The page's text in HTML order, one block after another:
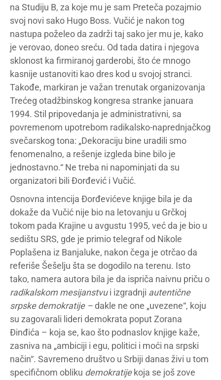
na Studiju B, za koje mu je sam Preteča pozajmio
svoj novi sako Hugo Boss. Vučić je nakon tog
nastupa poželeo da zadrži taj sako jer mu je, kako
je verovao, doneo sreću. Od tada datira i njegova
sklonost ka firmiranoj garderobi, što će mnogo
kasnije ustanoviti kao dres kod u svojoj stranci.
Takođe, markiran je važan trenutak organizovanja
Trećeg otadžbinskog kongresa stranke januara
1994. Stil pripovedanja je administrativni, sa
povremenom upotrebom radikalsko-naprednjačkog
svečarskog tona: „Dekoraciju bine uradili smo
fenomenalno, a rešenje izgleda bine bilo je
jednostavno.“ Ne treba ni napominjati da su
organizatori bili Đorđević i Vučić.
Osnovna intencija Đorđevićeve knjige bila je da
dokaže da Vučić nije bio na letovanju u Grčkoj
tokom pada Krajine u avgustu 1995, već da je bio u
sedištu SRS, gde je primio telegraf od Nikole
Poplašena iz Banjaluke, nakon čega je otrčao da
referiše Šešelju šta se dogodilo na terenu. Isto
tako, namera autora bila je da ispriča naivnu priču o
radikalskom mesijanstvui izgradnji autentične
srpske demokratije – dakle ne one „uvezene“, koju
su zagovarali lideri demokrata poput Zorana
Đinđića – koja se, kao što podnaslov knjige kaže,
zasniva na „ambiciji i egu, politici i moći na srpski
način“. Savremeno društvo u Srbiji danas živi u tom
specifičnom obliku demokratijekoja se još zove